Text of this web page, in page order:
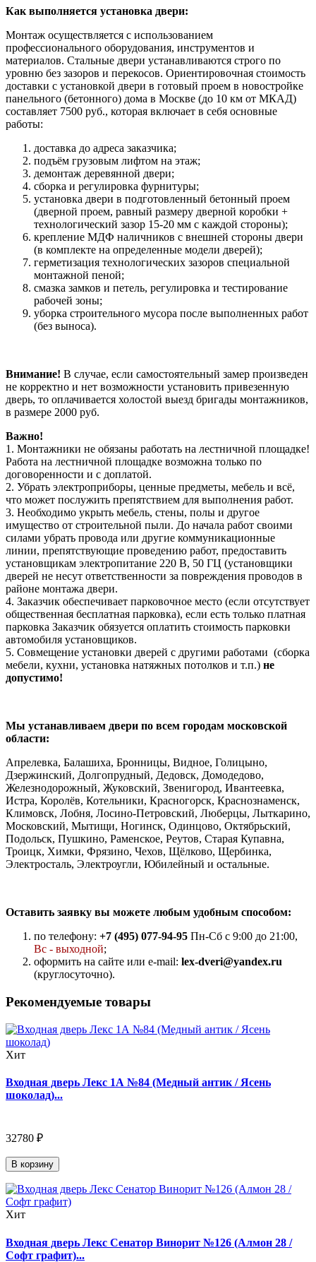
Как выполняется установка двери:
Монтаж осуществляется с использованием
профессионального оборудования, инструментов и
материалов. Стальные двери устанавливаются строго по
уровню без зазоров и перекосов. Ориентировочная стоимость
доставки с установкой двери в готовый проем в новостройке
панельного (бетонного) дома в Москве (до 10 км от МКАД)
составляет 7500 руб., которая включает в себя основные
работы:
доставка до адреса заказчика;
подъём грузовым лифтом на этаж;
демонтаж деревянной двери;
сборка и регулировка фурнитуры;
установка двери в подготовленный бетонный проем
(дверной проем, равный размеру дверной коробки +
технологический зазор 15-20 мм с каждой стороны);
крепление МДФ наличников с внешней стороны двери
(в комплекте на определенные модели дверей);
герметизация технологических зазоров специальной
монтажной пеной;
смазка замков и петель, регулировка и тестирование
рабочей зоны;
уборка строительного мусора после выполненных работ
(без выноса).
Внимание! В случае, если самостоятельный замер произведен
не корректно и нет возможности установить привезенную
дверь, то оплачивается холостой выезд бригады монтажников,
в размере 2000 руб.
Важно!
1. Монтажники не обязаны работать на лестничной площадке!
Работа на лестничной площадке возможна только по
договоренности и с доплатой.
2. Убрать электроприборы, ценные предметы, мебель и всё,
что может послужить препятствием для выполнения работ.
3. Необходимо укрыть мебель, стены, полы и другое
имущество от строительной пыли. До начала работ своими
силами убрать провода или другие коммуникационные
линии, препятствующие проведению работ, предоставить
установщикам электропитание 220 В, 50 ГЦ (установщики
дверей не несут ответственности за повреждения проводов в
районе монтажа двери.
4. Заказчик обеспечивает парковочное место (если отсутствует
общественная бесплатная парковка), если есть только платная
парковка Заказчик обязуется оплатить стоимость парковки
автомобиля установщиков.
5. Совмещение установки дверей с другими работами (сборка
мебели, кухни, установка натяжных потолков и т.п.) не
допустимо!
Мы устанавливаем двери по всем городам московской
области:
Апрелевка, Балашиха, Бронницы, Видное, Голицыно,
Дзержинский, Долгопрудный, Дедовск, Домодедово,
Железнодорожный, Жуковский, Звенигород, Ивантеевка,
Истра, Королёв, Котельники, Красногорск, Краснознаменск,
Климовск, Лобня, Лосино-Петровский, Люберцы, Лыткарино,
Московский, Мытищи, Ногинск, Одинцово, Октябрьский,
Подольск, Пушкино, Раменское, Реутов, Старая Купавна,
Троицк, Химки, Фрязино, Чехов, Щёлково, Щербинка,
Электросталь, Электроугли, Юбилейный и остальные.
Оставить заявку вы можете любым удобным способом:
по телефону: +7 (495) 077-94-95 Пн-Сб с 9:00 до 21:00,
Вс - выходной;
оформить на сайте или e-mail: lex-dveri@yandex.ru
(круглосуточно).
Рекомендуемые товары
Хит
Входная дверь Лекс 1А №84 (Медный антик / Ясень
шоколад)...
32780 ₽
В корзину
Хит
Входная дверь Лекс Сенатор Винорит №126 (Алмон 28 /
Софт графит)...